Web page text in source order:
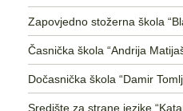
Zapovjedno stožerna škola
Časnička škola “Andrija
Dočasnička škola “Damir
Središte za strane jezike